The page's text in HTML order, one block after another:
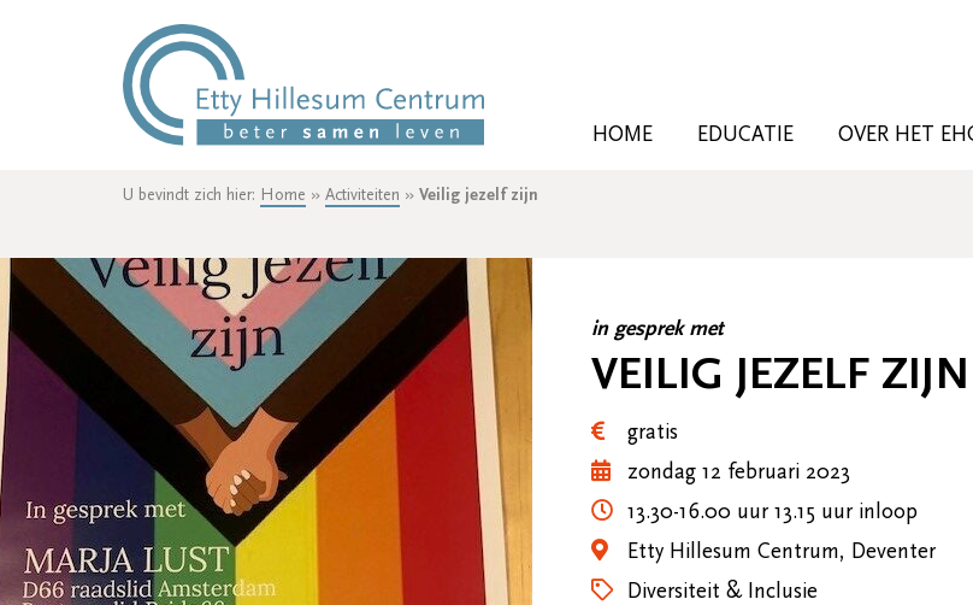
HOME EDUCATIE OVER HET
U bevindt zich hier: Home » Activiteiten » Veilig jezelf zijn
in gesprek met
VEILIG JEZELF ZIJN
gratis
zondag 12 februari 2023
13.30-16.00 uur 13.15 uur inloop
Etty Hillesum Centrum, Deventer
Diversiteit & Inclusie